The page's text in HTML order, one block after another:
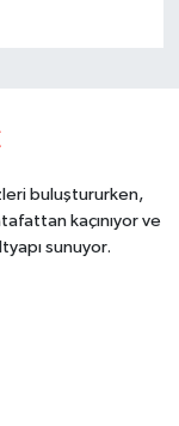
buluştururken,
kaçınıyor ve
sunuyor.